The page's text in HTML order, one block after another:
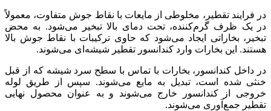
در فرایند تقطیر، مخلوطی از مایعات با نقاط جوش متفاوت، معمولاً
در یک ظرف گرم‌کننده، تحت دمای بالا تبخیر می‌شود. به محض
تبخیر، بخاراتی ایجاد می‌شود که حاوی ترکیبات با نقاط جوش بالا
هستند. این بخارات وارد کندانسور تقطیر شیشه‌ای می‌شوند.
در داخل کندانسور، بخارات با تماس با سطح سرد شیشه که از قبل
خنثی شده است، تبدیل به مایع می‌شوند. سپس از طریق لوله
خروجی از کندانسور خارج می‌شوند و به عنوان محصول نهایی
تقطیر جمع‌آوری می‌شوند.